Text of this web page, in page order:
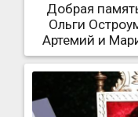
Добрая
Ольги
Артемий и